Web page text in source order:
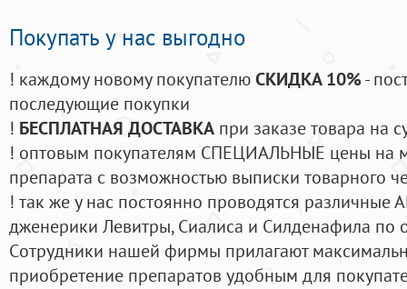
Покупать у нас выгодно
! каждому новому покупателюСКИДКА 10%-
последующие покупки
! БЕСПЛАТНАЯ ДОСТАВКА при заказе товара на
! оптовым покупателям СПЕЦИАЛЬНЫЕ цены на
препарата с возможностью выписки товарного
! так же у нас постоянно проводятся
дженерики Левитры, Сиалиса и Силденафила по
Cотрудники нашей фирмы прилагают
приобретение препаратов удобным для